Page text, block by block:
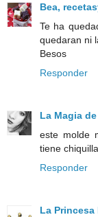
Bea,
Te ha
quedaran ni
Besos
Responder
La Magia
este molde
tiene
Responder
La